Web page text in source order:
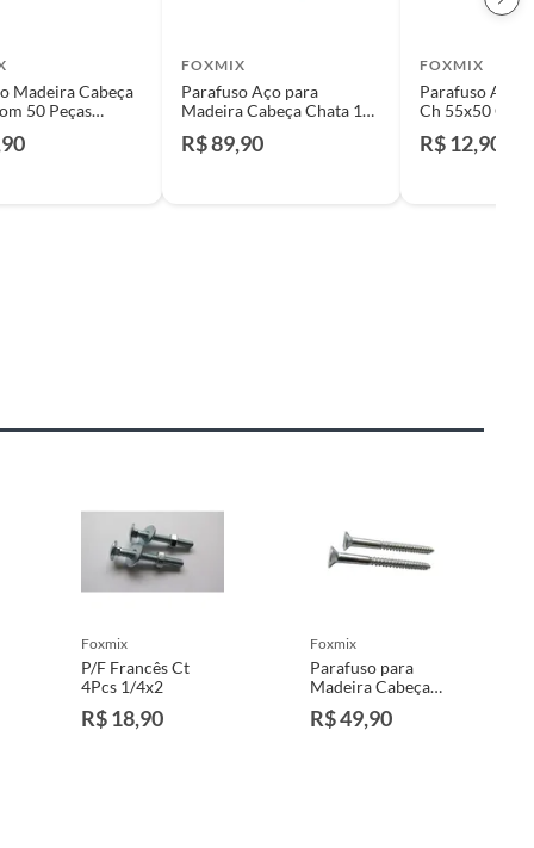
Madeira Cabeça
50 Peças
FOXMIX
Parafuso Aço para
Madeira Cabeça Chata 10
R$ 89,90
FOXMIX
Parafuso Aço
Ch 55x50 Ct
R$ 12,90
foxmix
P/F Francês Ct
4Pcs 1/4x2
R$ 18,90
foxmix
Parafuso para
Madeira Cabeça
Chata Pt150Pcs
35x30
R$ 49,90